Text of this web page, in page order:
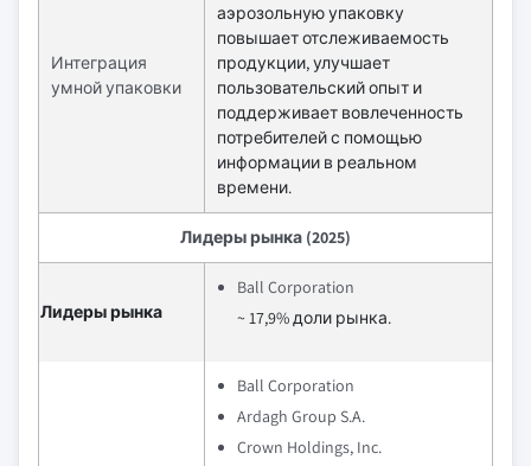
Интеграция
умной упаковки
аэрозольную упаковку
повышает отслеживаемость
продукции, улучшает
пользовательский опыт и
поддерживает вовлеченность
потребителей с помощью
информации в реальном
времени.
Лидеры рынка (2025)
Лидеры рынка
Ball Corporation
~ 17,9% доли рынка.
Ball Corporation
Ardagh Group S.A.
Crown Holdings, Inc.